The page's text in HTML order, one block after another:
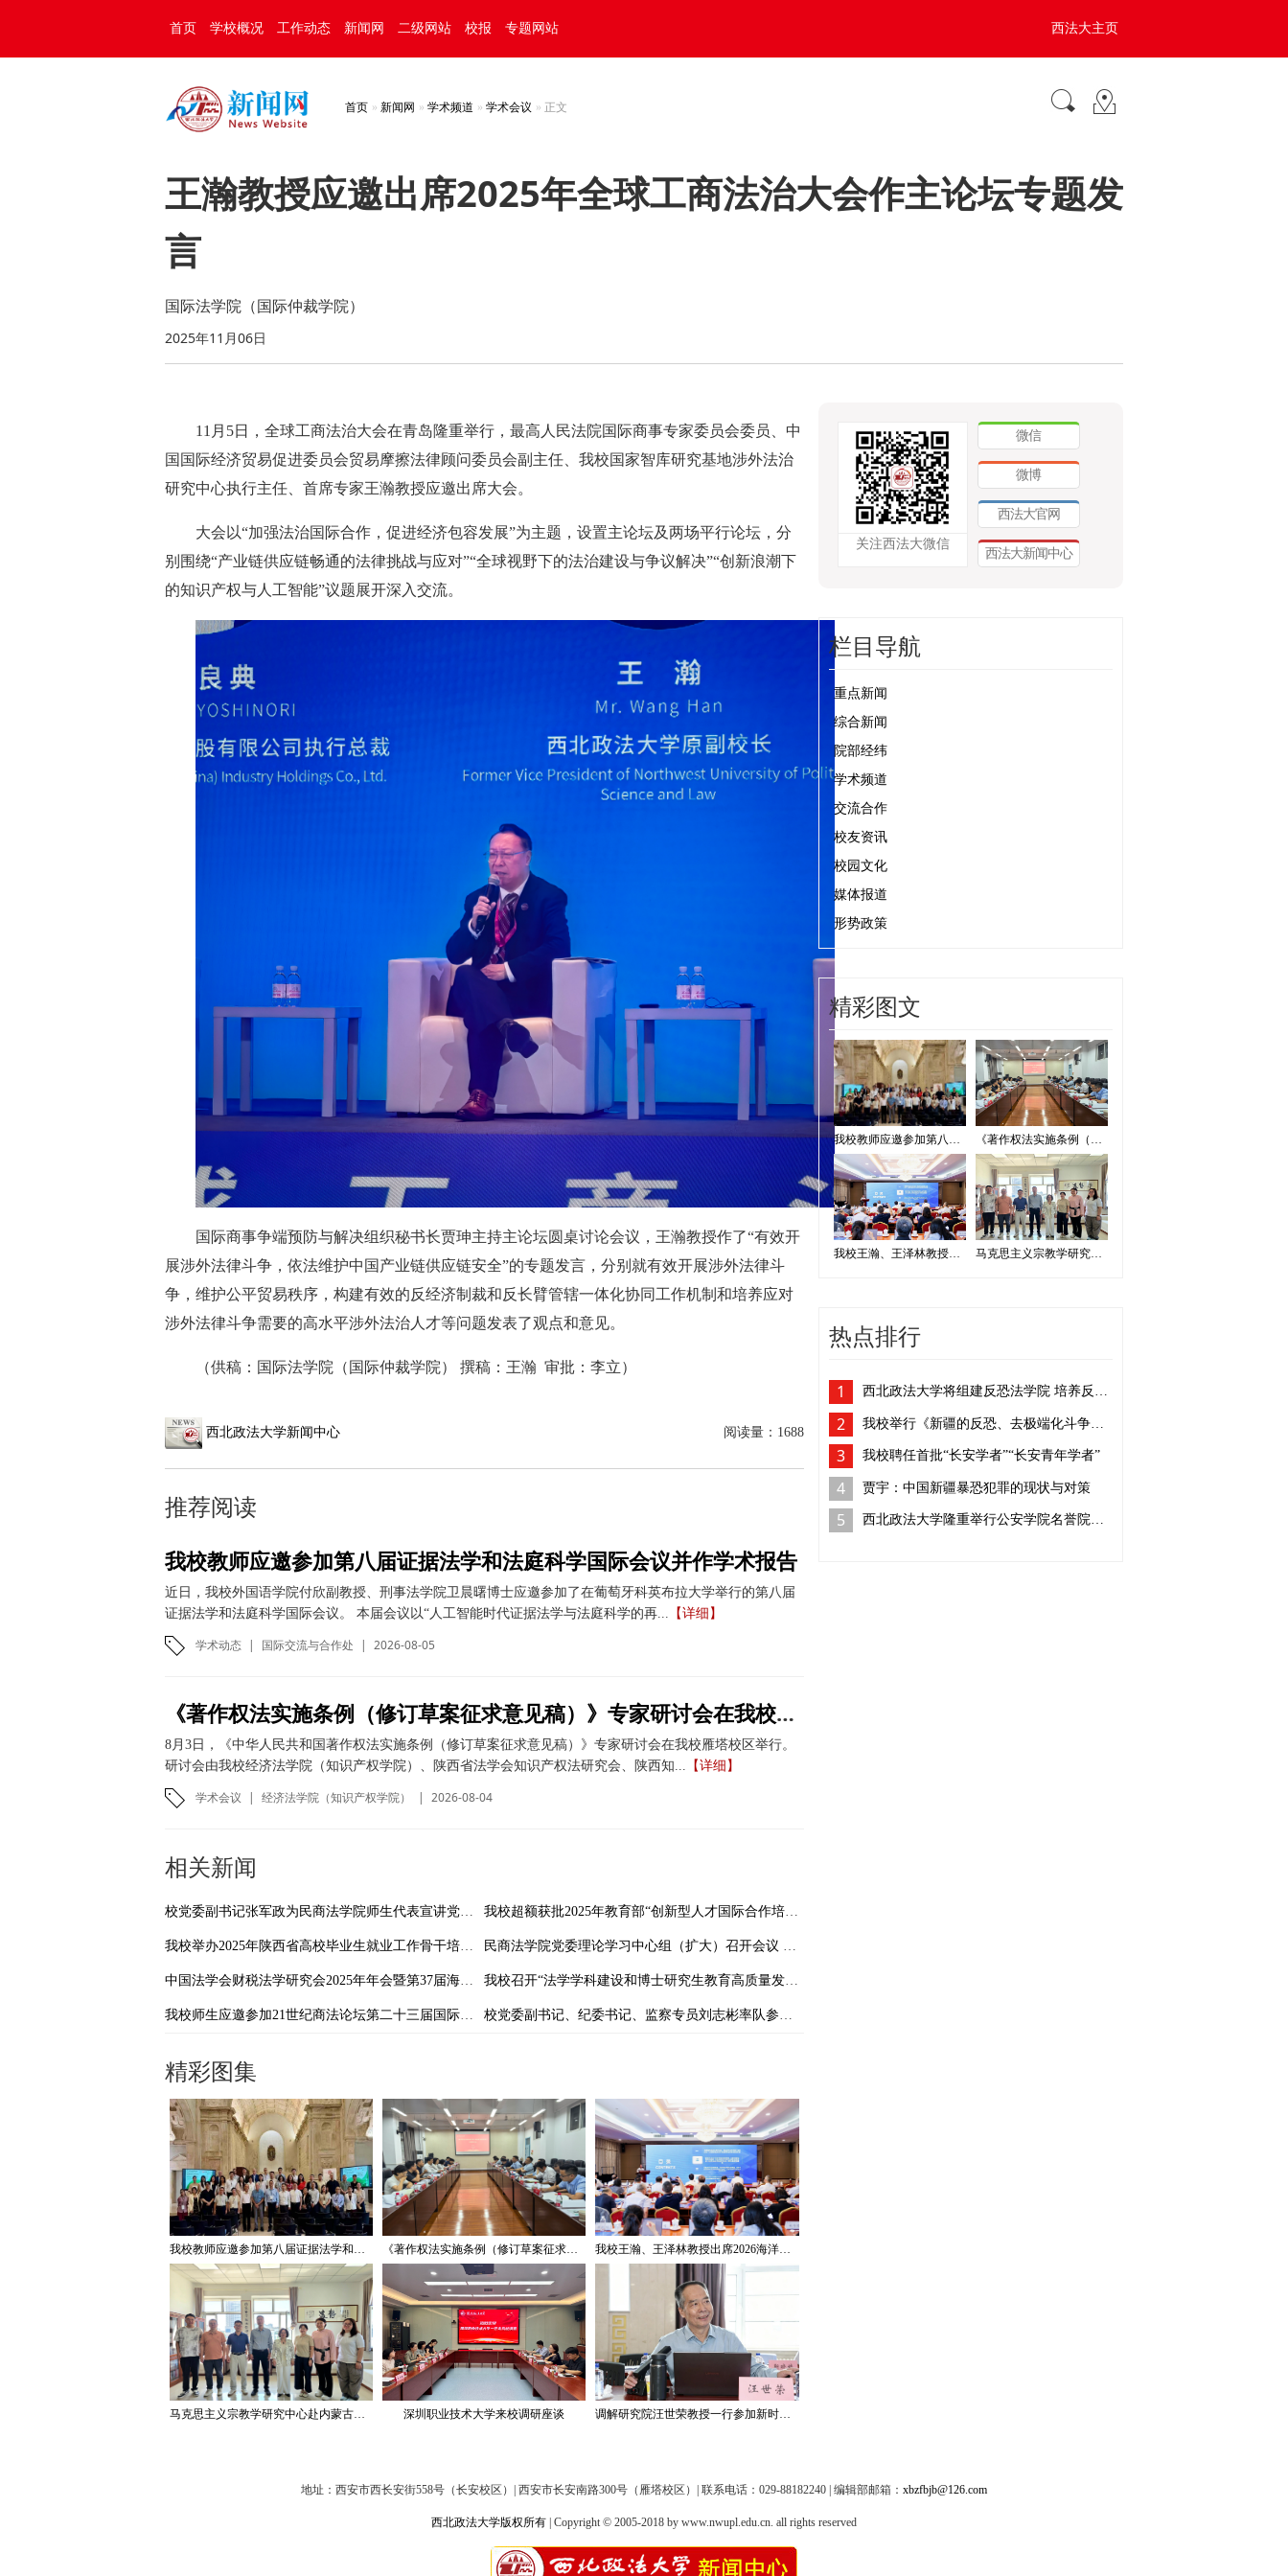
首页 学校概况 工作动态 新闻网 二级网站 校报 专题网站 西法大主页
首页 新闻网 学术频道 学术会议 正文
王瀚教授应邀出席2025年全球工商法治大会作主论坛专题发
言
国际法学院（国际仲裁学院）
2025年11月06日
11月5日，全球工商法治大会在青岛隆重举行，最高人民法院国际商事专家委员会委员、中
国国际经济贸易促进委员会贸易摩擦法律顾问委员会副主任、我校国家智库研究基地涉外法治
研究中心执行主任、首席专家王瀚教授应邀出席大会。
大会以“加强法治国际合作，促进经济包容发展”为主题，设置主论坛及两场平行论坛，分
别围绕“产业链供应链畅通的法律挑战与应对”“全球视野下的法治建设与争议解决”“创新浪潮下
的知识产权与人工智能”议题展开深入交流。
国际商事争端预防与解决组织秘书长贾珅主持主论坛圆桌讨论会议，王瀚教授作了“有效开
展涉外法律斗争，依法维护中国产业链供应链安全”的专题发言，分别就有效开展涉外法律斗
争，维护公平贸易秩序，构建有效的反经济制裁和反长臂管辖一体化协同工作机制和培养应对
涉外法律斗争需要的高水平涉外法治人才等问题发表了观点和意见。
（供稿：国际法学院（国际仲裁学院） 撰稿：王瀚 审批：李立）
西北政法大学新闻中心 阅读量： 1688
推荐阅读
我校教师应邀参加第八届证据法学和法庭科学国际会议并作学术报告
近日，我校外国语学院付欣副教授、刑事法学院卫晨曙博士应邀参加了在葡萄牙科英布拉大学举行的第八届
证据法学和法庭科学国际会议。 本届会议以“人工智能时代证据法学与法庭科学的再... 【详细】
学术动态 | 国际交流与合作处 | 2026-08-05
《著作权法实施条例（修订草案征求意见稿）》专家研讨会在我校举办
8月3日，《中华人民共和国著作权法实施条例（修订草案征求意见稿）》专家研讨会在我校雁塔校区举行。
研讨会由我校经济法学院（知识产权学院）、陕西省法学会知识产权法研究会、陕西知... 【详细】
学术会议 | 经济法学院（知识产权学院） | 2026-08-04
相关新闻
校党委副书记张军政为民商法学院师生代表宣讲党的二十届四中全会精神 我校超额获批2025年教育部“创新型人才国际合作培养项目”国家公派人员资格
我校举办2025年陕西省高校毕业生就业工作骨干培训班 民商法学院党委理论学习中心组（扩大）召开会议 专题学习党的二十届四中全会精神
中国法学会财税法学研究会2025年年会暨第37届海峡两岸财税法学术研讨会召开 我校召开“法学学科建设和博士研究生教育高质量发展”论坛暨《法学教育研究》第九届专题研讨会
我校师生应邀参加21世纪商法论坛第二十三届国际学术会议 校党委副书记、纪委书记、监察专员刘志彬率队参加中国（喀什）-中亚南亚法治论坛
精彩图集
我校教师应邀参加第八届证据法学和法庭科学国际会议并作学术报告 《著作权法实施条例（修订草案征求意见稿）》专家研讨会在我校举办 我校王瀚、王泽林教授出席2026海洋治理与发展学术论坛
马克思主义宗教学研究中心赴内蒙古宗教工作研究会调研座谈 深圳职业技术大学来校调研座谈 调解研究院汪世荣教授一行参加新时代“枫桥经验”与社会治理法治体系建设学术研讨会
关注西法大微信
微信
微博
西法大官网
西法大新闻中心
栏目导航
重点新闻
综合新闻
院部经纬
学术频道
交流合作
校友资讯
校园文化
媒体报道
形势政策
精彩图文
我校教师应邀参加第八届证据法学和法庭科学国际会议并作学术报告 《著作权法实施条例（修订草案征求意见稿）》专家研讨会在我校举办
我校王瀚、王泽林教授出席2026海洋治理与发展学术论坛 马克思主义宗教学研究中心赴内蒙古宗教工作研究会调研座谈
热点排行
1 西北政法大学将组建反恐法学院 培养反恐法治人才
2 我校举行《新疆的反恐、去极端化斗争与人权保障》白皮书学习座谈会
3 我校聘任首批“长安学者”“长安青年学者”
4 贾宇：中国新疆暴恐犯罪的现状与对策
5 西北政法大学隆重举行公安学院名誉院长、客座教授聘任仪式
地址：西安市西长安街558号（长安校区）| 西安市长安南路300号（雁塔校区）| 联系电话：029-88182240 | 编辑部邮箱： xbzfbjb@126.com
西北政法大学版权所有 | Copyright © 2005-2018 by www.nwupl.edu.cn. all rights reserved